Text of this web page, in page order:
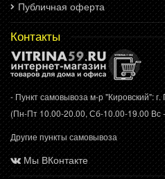
Публичная оферта
Контакты
- Пункт самовывоза м-р "Кировский":
(Пн-Пт 10.00-20.00, Сб-10.00-19.00 Вс
Другие пункты самовывоза
Мы ВКонтакте